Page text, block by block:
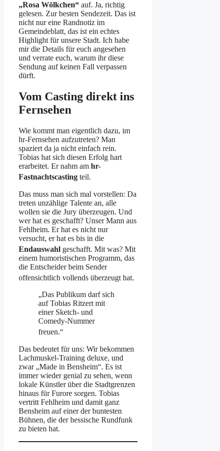
„Rosa Wölkchen“ auf. Ja, richtig
gelesen. Zur besten Sendezeit. Das ist
nicht nur eine Randnotiz im
Gemeindeblatt, das ist ein echtes
Highlight für unsere Stadt. Ich habe
mir die Details für euch angesehen
und verrate euch, warum ihr diese
Sendung auf keinen Fall verpassen
dürft.
Vom Casting direkt ins
Fernsehen
Wie kommt man eigentlich dazu, im
hr-Fernsehen aufzutreten? Man
spaziert da ja nicht einfach rein.
Tobias hat sich diesen Erfolg hart
erarbeitet. Er nahm am hr-
Fastnachtscasting teil.
Das muss man sich mal vorstellen: Da
treten unzählige Talente an, alle
wollen sie die Jury überzeugen. Und
wer hat es geschafft? Unser Mann aus
Fehlheim. Er hat es nicht nur
versucht, er hat es bis in die
Endauswahl geschafft. Mit was? Mit
einem humoristischen Programm, das
die Entscheider beim Sender
offensichtlich vollends überzeugt hat.
„Das Publikum darf sich
auf Tobias Ritzert mit
einer Sketch- und
Comedy-Nummer
freuen.“
Das bedeutet für uns: Wir bekommen
Lachmuskel-Training deluxe, und
zwar „Made in Bensheim“. Es ist
immer wieder genial zu sehen, wenn
lokale Künstler über die Stadtgrenzen
hinaus für Furore sorgen. Tobias
vertritt Fehlheim und damit ganz
Bensheim auf einer der buntesten
Bühnen, die der hessische Rundfunk
zu bieten hat.